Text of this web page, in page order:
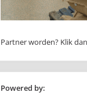
Partner worden? Klik
Powered by: